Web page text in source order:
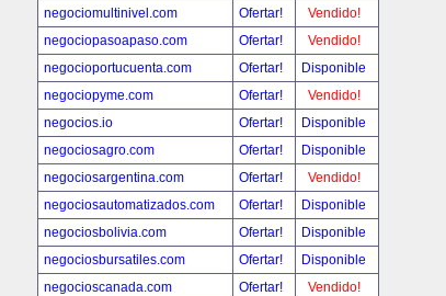
negociomultinivel.com
Ofertar!
Vendido!
negociopasoapaso.com
Ofertar!
Vendido!
negocioportucuenta.com
Ofertar!
Disponible
negociopyme.com
Ofertar!
Vendido!
negocios.io
Ofertar!
Disponible
negociosagro.com
Ofertar!
Disponible
negociosargentina.com
Ofertar!
Vendido!
negociosautomatizados.com
Ofertar!
Disponible
negociosbolivia.com
Ofertar!
Disponible
negociosbursatiles.com
Ofertar!
Disponible
negocioscanada.com
Ofertar!
Vendido!